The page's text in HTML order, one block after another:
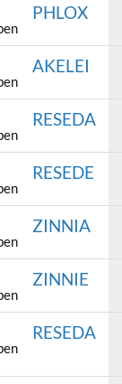
PHLOX
AKELEI
RESEDA
RESEDE
ZINNIA
ZINNIE
RESEDA